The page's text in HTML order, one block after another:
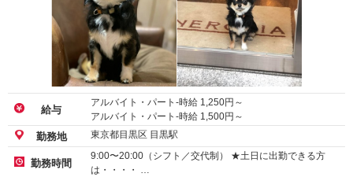
給与
アルバイト・パート-時給 1,250円～
アルバイト・パート-時給 1,500円～
勤務地 東京都目黒区 目黒駅
勤務時間
9:00〜20:00（シフト／交代制） ★土日に出勤できる方
は・・・・ …